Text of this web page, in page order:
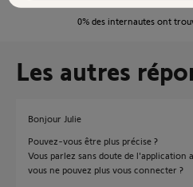
0% des internautes ont
Les autres
Bonjour Julie
Pouvez-vous être plus précise ?
Vous parlez sans doute de l'application
vous ne pouvez plus vous connecter ?